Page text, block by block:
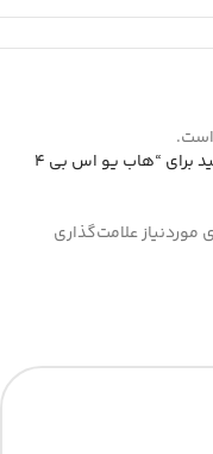
اولین نفری باشید که دیدگاهی را ارسال می کنید برای “هاب يو اس بي 4
علامت‌گذاری